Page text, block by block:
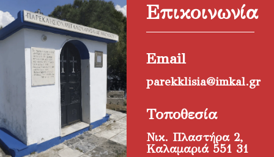
Επικοινωνία
Email
parekklisia@imkal.gr
Τοποθεσία
Νικ. Πλαστήρα 2,
Καλαμαριά 551 31